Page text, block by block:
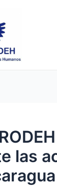
las